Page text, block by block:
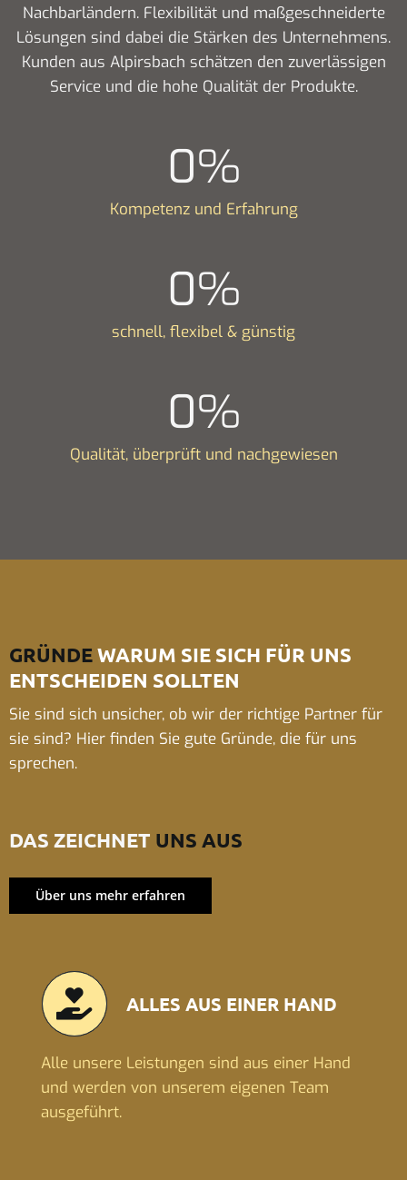
Nachbarländern. Flexibilität und maßgeschneiderte
Lösungen sind dabei die Stärken des Unternehmens.
Kunden aus Alpirsbach schätzen den zuverlässigen
Service und die hohe Qualität der Produkte.
0%
Kompetenz und Erfahrung
0%
schnell, flexibel & günstig
0%
Qualität, überprüft und nachgewiesen
GRÜNDEWARUM SIE SICH FÜR UNS
ENTSCHEIDEN SOLLTEN
Sie sind sich unsicher, ob wir der richtige Partner für
sie sind? Hier finden Sie gute Gründe, die für uns
sprechen.
DAS ZEICHNET UNS AUS
Über uns mehr erfahren
ALLES AUS EINER HAND
Alle unsere Leistungen sind aus einer Hand
und werden von unserem eigenen Team
ausgeführt.